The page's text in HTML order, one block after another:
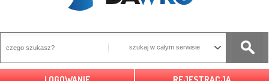
szukaj w całym serwisie